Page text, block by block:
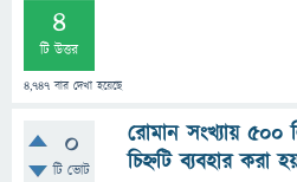
4
টি উত্তর
4,747 বার দেখা হয়েছে
0
টি ভোট
রোমান সংখ্যায়
চিহ্নটি ব্যবহার করা